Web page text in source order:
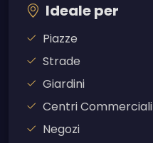
Ideale per
Piazze
Strade
Giardini
Centri Commerciali
Negozi